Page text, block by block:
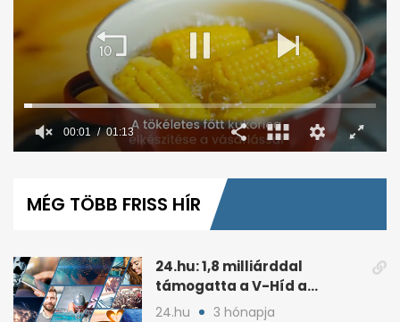
minute,
00:02 01:13
MÉG TÖBB FRISS HÍR
24.hu: 1,8 milliárddal
támogatta a V-Híd a
Fideszhez kötött alapítványt
24.hu 3 hónapja